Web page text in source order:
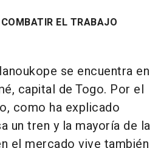
EL TRABAJO
se encuentra en
capital de Togo. Por el
como ha explicado
un tren y la mayoría de la
el mercado vive también